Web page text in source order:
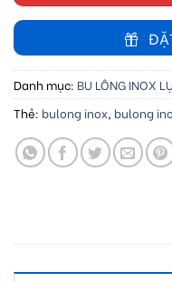
Danh mục: BU LÔNG INOX
Thẻ: bulong inox bulong